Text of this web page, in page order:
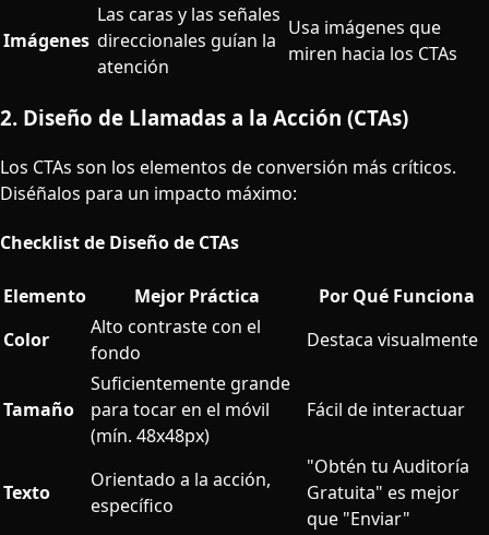
Imágenes
Las caras y las señales
direccionales guían la
atención
Usa imágenes que
miren hacia los CTAs
2. Diseño de Llamadas a la Acción (CTAs)
Los CTAs son los elementos de conversión más críticos.
Diséñalos para un impacto máximo:
Checklist de Diseño de CTAs
Elemento Mejor Práctica
Por Qué Funciona
Color
Alto contraste con el
fondo
Destaca visualmente
Tamaño
Suficientemente grande
para tocar en el móvil
(mín. 48x48px)
Fácil de interactuar
Texto
Orientado a la acción,
específico
"Obtén tu Auditoría
Gratuita" es mejor
que "Enviar"